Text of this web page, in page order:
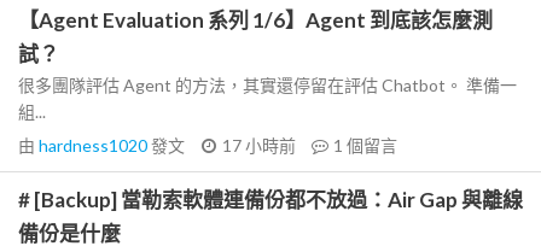
【Agent Evaluation 系列 1/6】Agent 到底該怎麼測
試？
很多團隊評估 Agent 的方法，其實還停留在評估 Chatbot。 準備一
組...
由 hardness1020發文 17 小時前 1 個留言
# [Backup] 當勒索軟體連備份都不放過：Air Gap 與離線
備份是什麼